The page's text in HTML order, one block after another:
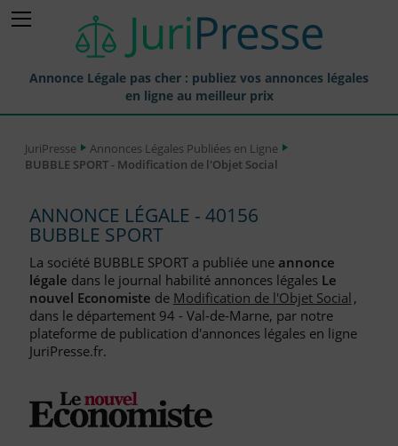
Annonce Légale pas cher : publiez vos annonces légales
en ligne au meilleur prix
Annonces Légales Publiées
Journaux Habilités (JAL) Annonces Légales
Départements pour la Publication d'Annonces Légales
Liste des Greffes
Liste des CCI
FAQ
JuriPresse
Annonces Légales Publiées en Ligne
BUBBLE SPORT - Modification de l'Objet Social
ANNONCE LÉGALE - 40156
BUBBLE SPORT
La société BUBBLE SPORT a publiée une annonce
légale dans le journal habilité annonces légales Le
nouvel Economiste de Modification de l'Objet Social,
dans le département 94 - Val-de-Marne, par notre
plateforme de publication d'annonces légales en ligne
JuriPresse.fr.